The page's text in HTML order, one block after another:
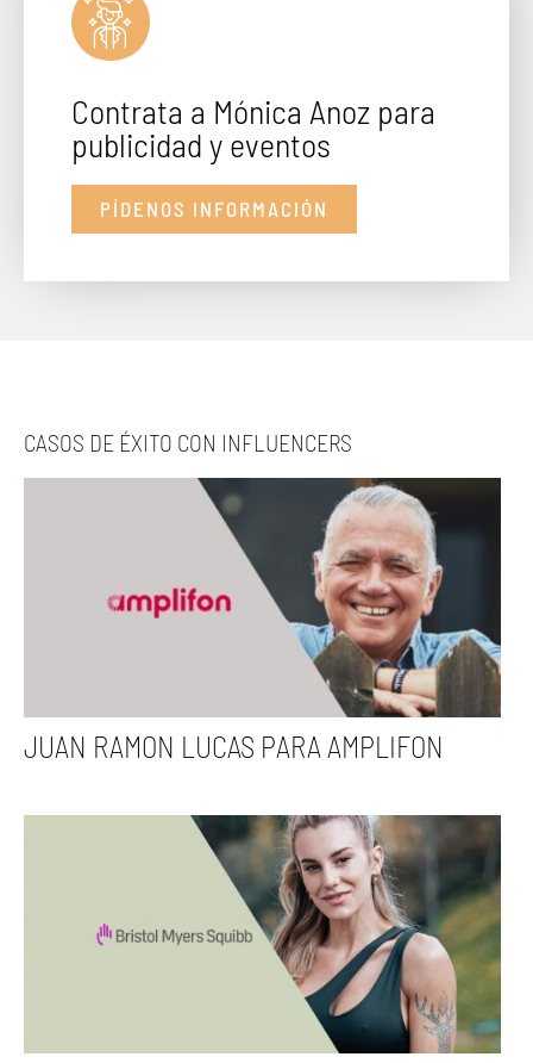
Contrata a Mónica Anoz para
publicidad y eventos
PÍDENOS INFORMACIÓN
CASOS DE ÉXITO CON INFLUENCERS
JUAN RAMON LUCAS PARA AMPLIFON